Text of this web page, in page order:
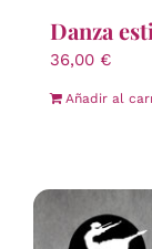
Danza
36,00 €
Añadir al